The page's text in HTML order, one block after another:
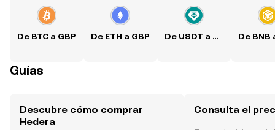
De BTC a GBP De ETH a GBP De USDT a GBP
Guías
Descubre cómo comprar
Hedera
Consulta el